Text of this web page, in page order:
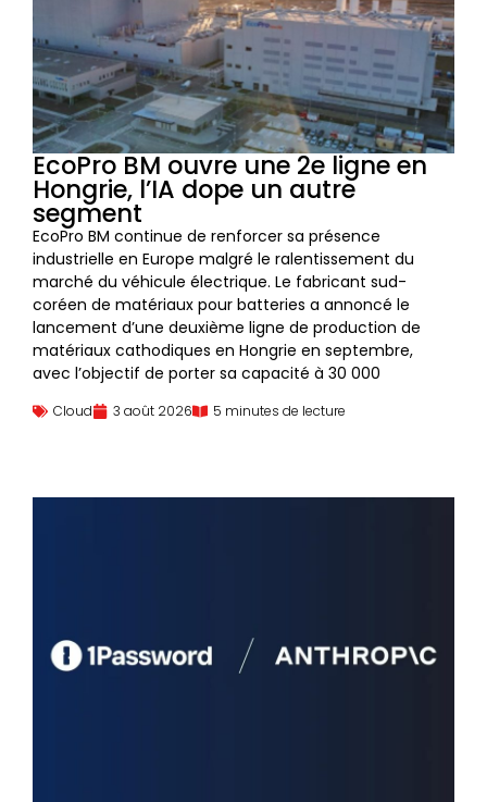
EcoPro BM ouvre une 2e ligne en
Hongrie, l’IA dope un autre
segment
EcoPro BM continue de renforcer sa présence
industrielle en Europe malgré le ralentissement du
marché du véhicule électrique. Le fabricant sud-
coréen de matériaux pour batteries a annoncé le
lancement d’une deuxième ligne de production de
matériaux cathodiques en Hongrie en septembre,
avec l’objectif de porter sa capacité à 30 000
Cloud 3 août 2026 5 minutes de lecture